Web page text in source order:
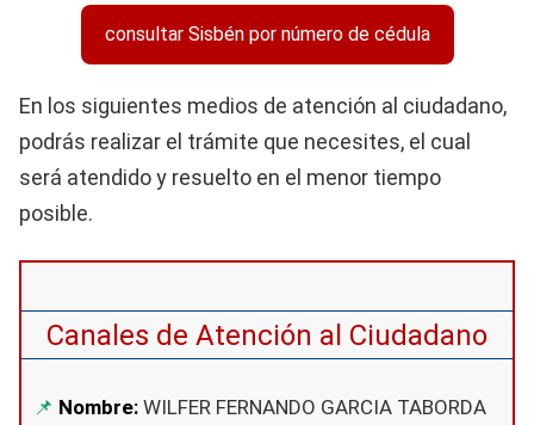
consultar Sisbén por número de cédula
En los siguientes medios de atención al ciudadano,
podrás realizar el trámite que necesites, el cual
será atendido y resuelto en el menor tiempo
posible.
Canales de Atención al Ciudadano
Nombre: WILFER FERNANDO GARCIA TABORDA